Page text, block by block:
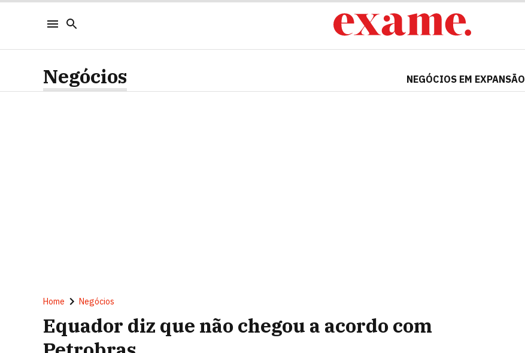
Negócios NEGÓCIOS EM EXPANSÃO
Home Negócios
Equador diz que não chegou a acordo com